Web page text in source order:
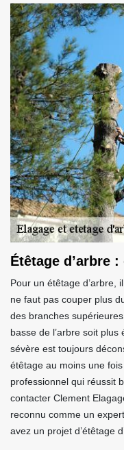
Étêtage d’arbre
Pour un étêtage d’arbre,
ne faut pas couper plus
des branches
basse de l’arbre soit
sévère est toujours
étêtage au moins une
professionnel qui réussit
contacter Clement
reconnu comme un
avez un projet d’étêtage